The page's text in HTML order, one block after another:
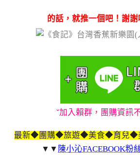
喜歡這
的話，就推一個吧！謝
ˇ加入賴群，團購資訊
最新◆團購◆旅遊◆美食◆育兒◆
▼▼ 陳小沁FACEBOOK粉